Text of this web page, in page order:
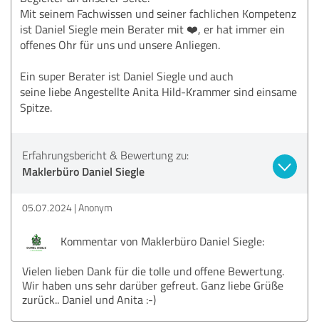
Mit seinem Fachwissen und seiner fachlichen Kompetenz
ist Daniel Siegle mein Berater mit ❤️, er hat immer ein
offenes Ohr für uns und unsere Anliegen.
Ein super Berater ist Daniel Siegle und auch
seine liebe Angestellte Anita Hild-Krammer sind einsame
Spitze.
Erfahrungsbericht & Bewertung zu:
Maklerbüro Daniel Siegle
05.07.2024 Anonym
Kommentar von Maklerbüro Daniel Siegle:
Vielen lieben Dank für die tolle und offene Bewertung.
Wir haben uns sehr darüber gefreut. Ganz liebe Grüße
zurück.. Daniel und Anita :-)